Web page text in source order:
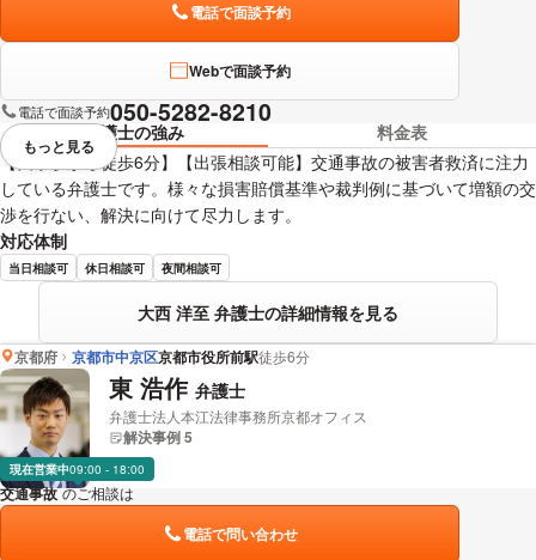
電話で面談予約
Webで面談予約
電話で面談予約050-5282-8210
弁護士の強み
料金表
【四条駅から徒歩6分】【出張相談可能】交通事故の被害者救済に注力
している弁護士です。様々な損害賠償基準や裁判例に基づいて増額の交
渉を行ない、解決に向けて尽力します。
対応体制
当日相談可 休日相談可 夜間相談可
大西 洋至 弁護士の詳細情報を見る
視覚的に省略されている要素を
もっと見る
京都府 京都市中京区京都市役所前駅徒歩6分
東 浩作 弁護士
弁護士法人本江法律事務所京都オフィス
解決事例 5
現在営業中09:00 - 18:00
交通事故 のご相談は
電話で問い合わせ